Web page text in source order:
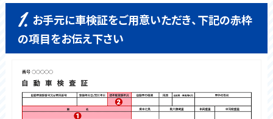
1. お手元に車検証をご用意いただき、下記の赤枠
の項目をお伝え下さい